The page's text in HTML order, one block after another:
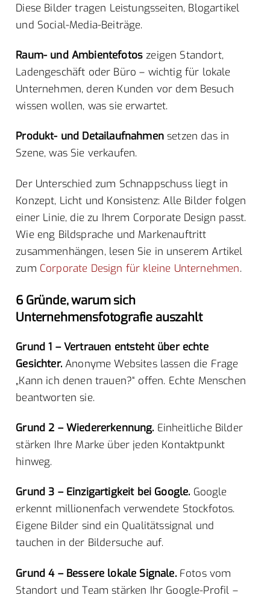
Diese Bilder tragen Leistungsseiten, Blogartikel
und Social-Media-Beiträge.
Raum- und Ambientefotos zeigen Standort,
Ladengeschäft oder Büro – wichtig für lokale
Unternehmen, deren Kunden vor dem Besuch
wissen wollen, was sie erwartet.
Produkt- und Detailaufnahmensetzen das in
Szene, was Sie verkaufen.
Der Unterschied zum Schnappschuss liegt in
Konzept, Licht und Konsistenz: Alle Bilder folgen
einer Linie, die zu Ihrem Corporate Design passt.
Wie eng Bildsprache und Markenauftritt
zusammenhängen, lesen Sie in unserem Artikel
zum Corporate Design für kleine Unternehmen.
6 Gründe, warum sich
Unternehmensfotografie auszahlt
Grund 1 – Vertrauen entsteht über echte
Gesichter.Anonyme Websites lassen die Frage
„Kann ich denen trauen?“ offen. Echte Menschen
beantworten sie.
Grund 2 – Wiedererkennung. Einheitliche Bilder
stärken Ihre Marke über jeden Kontaktpunkt
hinweg.
Grund 3 – Einzigartigkeit bei Google. Google
erkennt millionenfach verwendete Stockfotos.
Eigene Bilder sind ein Qualitätssignal und
tauchen in der Bildersuche auf.
Grund 4 – Bessere lokale Signale.Fotos vom
Standort und Team stärken Ihr Google-Profil –